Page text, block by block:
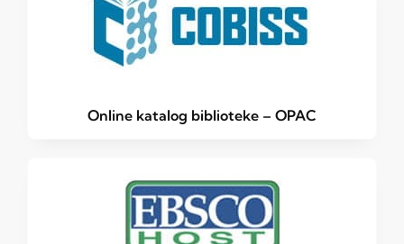
Online katalog biblioteke – OPAC